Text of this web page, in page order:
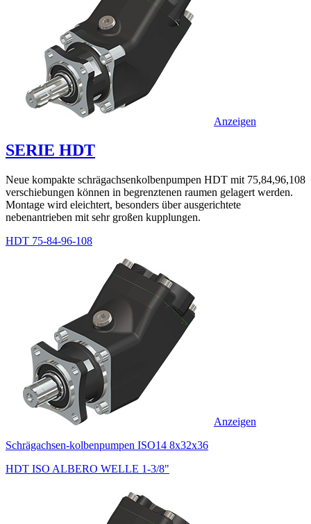
Anzeigen
SERIE HDT
Neue kompakte schrägachsenkolbenpumpen HDT mit 75,84,96,108
verschiebungen können in begrenztenen raumen gelagert werden.
Montage wird eleichtert, besonders über ausgerichtete
nebenantrieben mit sehr großen kupplungen.
HDT 75-84-96-108
Anzeigen
Schrägachsen-kolbenpumpen ISO14 8x32x36
HDT ISO ALBERO WELLE 1-3/8"